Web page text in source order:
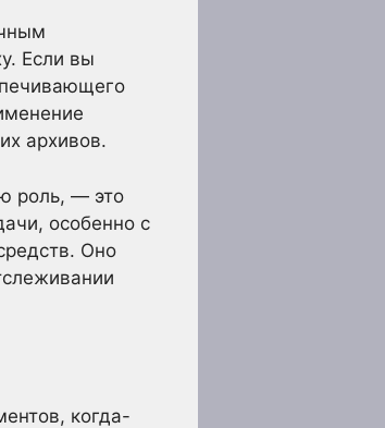
Если вы
архивов.
роль, — это
особенно с
Оно
когда-